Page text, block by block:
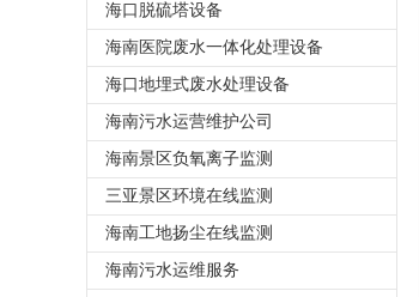
海口脱硫塔设备
海南医院废水一体化处理设备
海口地埋式废水处理设备
海南污水运营维护公司
海南景区负氧离子监测
三亚景区环境在线监测
海南工地扬尘在线监测
海南污水运维服务